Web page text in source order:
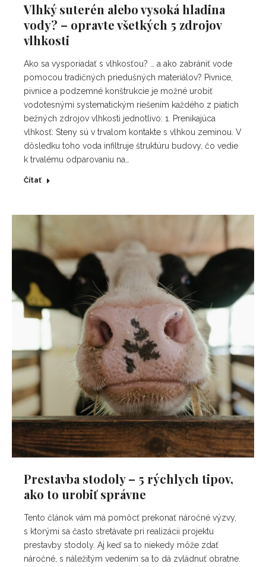
Vlhký suterén alebo vysoká hladina
vody? – opravte všetkých 5 zdrojov
vlhkosti
Ako sa vysporiadať s vlhkosťou? … a ako zabrániť vode
pomocou tradičných priedušných materiálov? Pivnice,
pivnice a podzemné konštrukcie je možné urobiť
vodotesnými systematickým riešením každého z piatich
bežných zdrojov vlhkosti jednotlivo: 1. Prenikajúca
vlhkosť: Steny sú v trvalom kontakte s vlhkou zeminou. V
dôsledku toho voda infiltruje štruktúru budovy, čo vedie
k trvalému odparovaniu na…
Čítať
Prestavba stodoly – 5 rýchlych tipov,
ako to urobiť správne
Tento článok vám má pomôcť prekonať náročné výzvy,
s ktorými sa často stretávate pri realizácii projektu
prestavby stodoly. Aj keď sa to niekedy môže zdať
náročné, s náležitým vedením sa to dá zvládnuť obratne.